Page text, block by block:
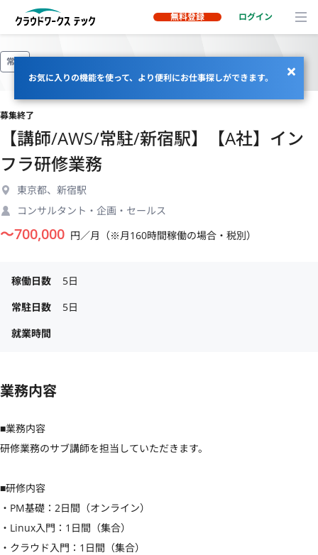
無料登録 ログイン
お気に入りの機能を使って、より便利にお仕事探しができます。
常駐
募集終了
【講師/AWS/常駐/新宿駅】【A社】イン
フラ研修業務
東京都、新宿駅
コンサルタント・企画・セールス
〜700,000 円／月（※月160時間稼働の場合・税別）
稼働日数
5日
常駐日数
5日
就業時間
業務内容
■業務内容
研修業務のサブ講師を担当していただきます。
■研修内容
・PM基礎：2日間（オンライン）
・Linux入門：1日間（集合）
・クラウド入門：1日間（集合）